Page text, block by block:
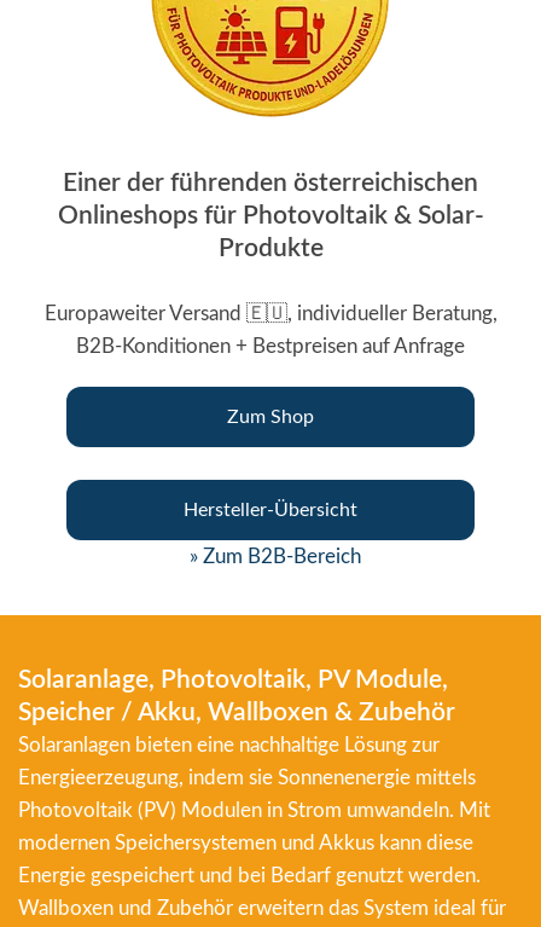
Einer der führenden österreichischen
Onlineshops für Photovoltaik & Solar-
Produkte
Europaweiter Versand 🇪🇺, individueller Beratung,
B2B-Konditionen + Bestpreisen auf Anfrage
Zum Shop
Hersteller-Übersicht
» Zum B2B-Bereich
Solaranlage, Photovoltaik, PV Module,
Speicher / Akku, Wallboxen & Zubehör
Solaranlagen bieten eine nachhaltige Lösung zur
Energieerzeugung, indem sie Sonnenenergie mittels
Photovoltaik (PV) Modulen in Strom umwandeln. Mit
modernen Speichersystemen und Akkus kann diese
Energie gespeichert und bei Bedarf genutzt werden.
Wallboxen und Zubehör erweitern das System ideal für